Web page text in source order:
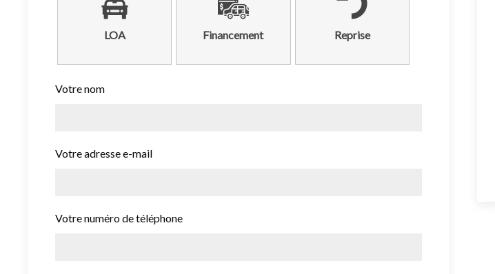
LOA Financement Reprise
Votre nom
Votre adresse e-mail
Votre numéro de téléphone